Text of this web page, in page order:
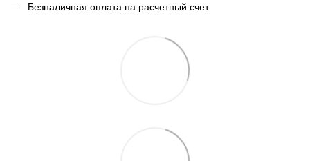
Безналичная оплата на расчетный счет